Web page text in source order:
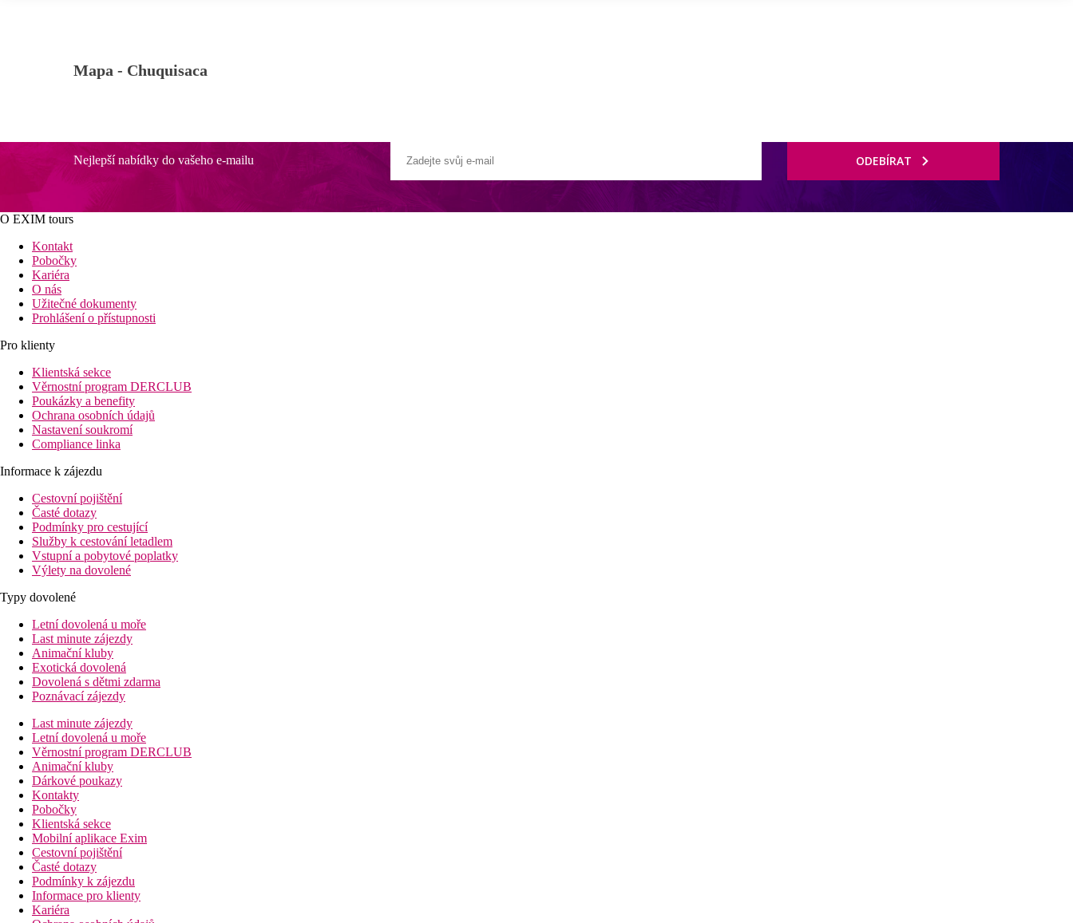
Mapa - Chuquisaca
Nejlepší nabídky do vašeho e-mailu ODEBÍRAT
O EXIM tours
Kontakt
Pobočky
Kariéra
O nás
Užitečné dokumenty
Prohlášení o přístupnosti
Pro klienty
Klientská sekce
Věrnostní program DERCLUB
Poukázky a benefity
Ochrana osobních údajů
Nastavení soukromí
Compliance linka
Informace k zájezdu
Cestovní pojištění
Časté dotazy
Podmínky pro cestující
Služby k cestování letadlem
Vstupní a pobytové poplatky
Výlety na dovolené
Typy dovolené
Letní dovolená u moře
Last minute zájezdy
Animační kluby
Exotická dovolená
Dovolená s dětmi zdarma
Poznávací zájezdy
Last minute zájezdy
Letní dovolená u moře
Věrnostní program DERCLUB
Animační kluby
Dárkové poukazy
Kontakty
Pobočky
Klientská sekce
Mobilní aplikace Exim
Cestovní pojištění
Časté dotazy
Podmínky k zájezdu
Informace pro klienty
Kariéra